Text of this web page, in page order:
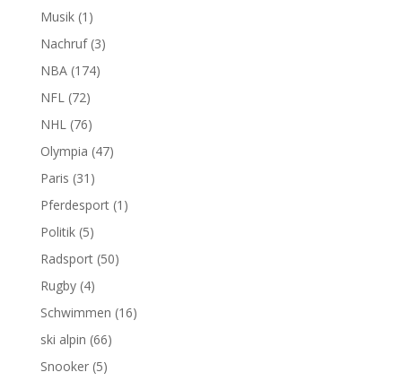
Musik(1)
Nachruf(3)
NBA(174)
NFL(72)
NHL(76)
Olympia (47)
Paris (31)
Pferdesport(1)
Politik(5)
Radsport(50)
Rugby(4)
Schwimmen (16)
ski alpin (66)
Snooker(5)